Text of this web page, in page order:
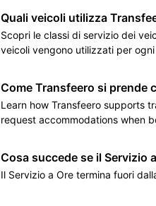
Quali veicoli utilizza
Scopri le classi di servizio dei
veicoli vengono utilizzati per
Come Transfeero si prende
Learn how Transfeero supports
request accommodations when
Cosa succede se il Servizio
Il Servizio a Ore termina fuori